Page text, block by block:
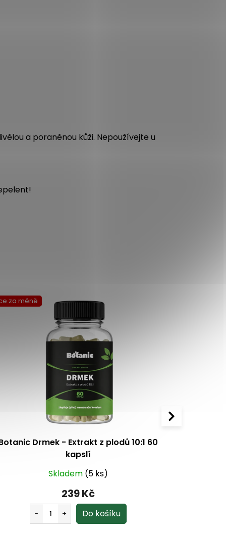
a poraněnou kůži. Nepoužívejte u
za méně
Drmek - Extrakt z plodů 10:1 60
kapslí
Skladem (5 ks)
239 Kč